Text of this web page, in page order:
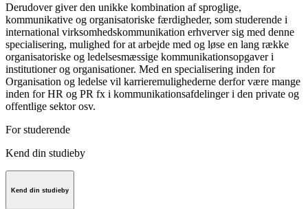
Derudover giver den unikke kombination af sproglige,
kommunikative og organisatoriske færdigheder, som studerende i
international virksomhedskommunikation erhverver sig med denne
specialisering, mulighed for at arbejde med og løse en lang række
organisatoriske og ledelsesmæssige kommunikationsopgaver i
institutioner og organisationer. Med en specialisering inden for
Organisation og ledelse vil karrieremulighederne derfor være mange
inden for HR og PR fx i kommunikationsafdelinger i den private og
offentlige sektor osv.
For studerende
Kend din studieby
Kend din studieby